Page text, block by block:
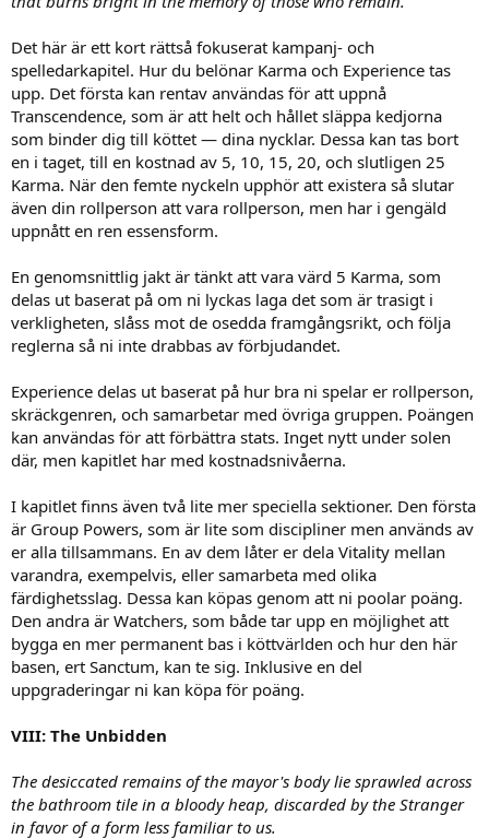
Det här är ett kort rättså fokuserat kampanj- och
spelledarkapitel. Hur du belönar Karma och Experience tas
upp. Det första kan rentav användas för att uppnå
Transcendence, som är att helt och hållet släppa kedjorna
som binder dig till köttet — dina nycklar. Dessa kan tas bort
en i taget, till en kostnad av 5, 10, 15, 20, och slutligen 25
Karma. När den femte nyckeln upphör att existera så slutar
även din rollperson att vara rollperson, men har i gengäld
uppnått en ren essensform.
En genomsnittlig jakt är tänkt att vara värd 5 Karma, som
delas ut baserat på om ni lyckas laga det som är trasigt i
verkligheten, slåss mot de osedda framgångsrikt, och följa
reglerna så ni inte drabbas av förbjudandet.
Experience delas ut baserat på hur bra ni spelar er rollperson,
skräckgenren, och samarbetar med övriga gruppen. Poängen
kan användas för att förbättra stats. Inget nytt under solen
där, men kapitlet har med kostnadsnivåerna.
I kapitlet finns även två lite mer speciella sektioner. Den första
är Group Powers, som är lite som discipliner men används av
er alla tillsammans. En av dem låter er dela Vitality mellan
varandra, exempelvis, eller samarbeta med olika
färdighetsslag. Dessa kan köpas genom att ni poolar poäng.
Den andra är Watchers, som både tar upp en möjlighet att
bygga en mer permanent bas i köttvärlden och hur den här
basen, ert Sanctum, kan te sig. Inklusive en del
uppgraderingar ni kan köpa för poäng.
VIII: The Unbidden
The desiccated remains of the mayor's body lie sprawled across
the bathroom tile in a bloody heap, discarded by the Stranger
in favor of a form less familiar to us.